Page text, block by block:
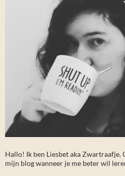
Hallo! Ik ben Liesbet aka Zwartraafje.
mijn blog wanneer je me beter wil